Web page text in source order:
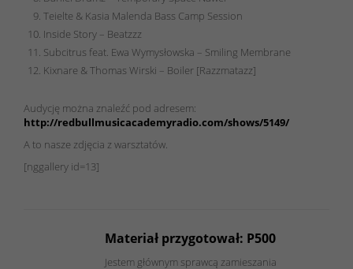
Teielte & Kasia Malenda Bass Camp Session
Inside Story – Beatzzz
Subcitrus feat. Ewa Wymysłowska – Smiling Membrane
Kixnare & Thomas Wirski – Boiler [Razzmatazz]
Audycję można znaleźć pod adresem:
http://redbullmusicacademyradio.com/shows/5149/
A to nasze zdjęcia z warsztatów.
[nggallery id=13]
Materiał przygotował: P500
Jestem głównym sprawcą zamieszania